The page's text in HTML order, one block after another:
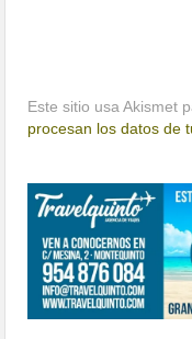
Este sitio usa Akismet
procesan los datos de